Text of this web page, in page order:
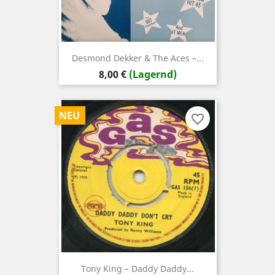
Desmond Dekker & The Aces –...
Preis
8,00 € (Lagernd)
Tony King – Daddy Daddy...
NEU favorite_border